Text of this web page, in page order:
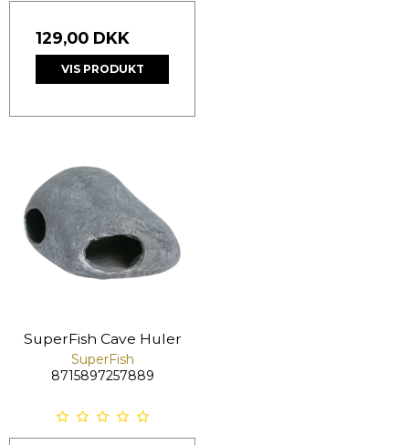
129,00 DKK
VIS PRODUKT
SuperFish Cave Huler
SuperFish
8715897257889